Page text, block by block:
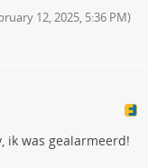
12, 2025, 5:36 PM)
ik was gealarmeerd!